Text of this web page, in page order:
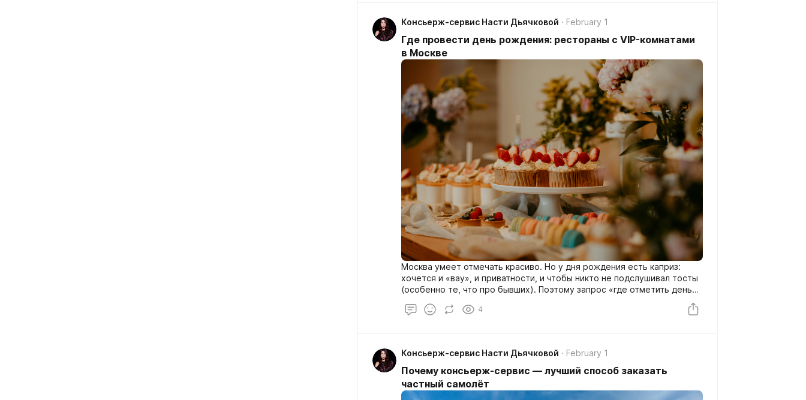
Консьерж-сервис Насти Дьячковой February 1
Где провести день рождения: рестораны с VIP-комнатами
в Москве
Москва умеет отмечать красиво. Но у дня рождения есть каприз:
хочется и «вау», и приватности, и чтобы никто не подслушивал тосты
(особенно те, что про бывших). Поэтому запрос «где отметить день
отдельный кабинет, свой сервис, спокойный темп и контроль над
4
Консьерж-сервис Насти Дьячковой February 1
Почему консьерж-сервис — лучший способ заказать
частный самолёт